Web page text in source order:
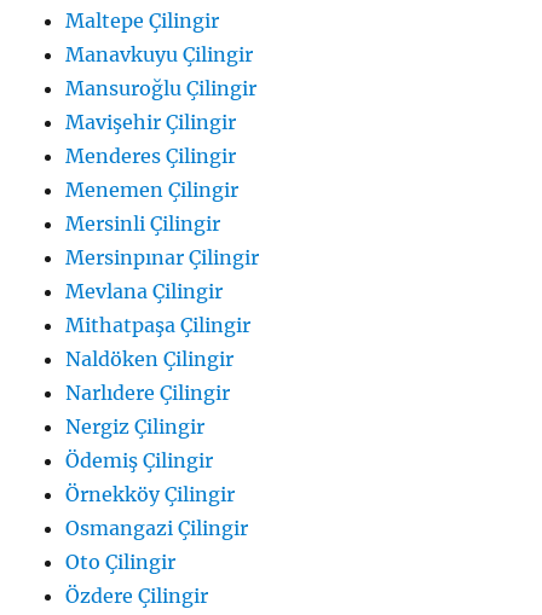
Maltepe Çilingir
Manavkuyu Çilingir
Mansuroğlu Çilingir
Mavişehir Çilingir
Menderes Çilingir
Menemen Çilingir
Mersinli Çilingir
Mersinpınar Çilingir
Mevlana Çilingir
Mithatpaşa Çilingir
Naldöken Çilingir
Narlıdere Çilingir
Nergiz Çilingir
Ödemiş Çilingir
Örnekköy Çilingir
Osmangazi Çilingir
Oto Çilingir
Özdere Çilingir